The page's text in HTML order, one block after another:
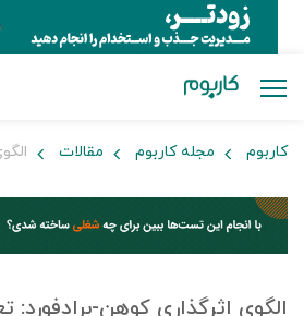
کاربوم مجله کاربوم مقالات
الگوی اثرگذاری کوهن-برادفورد: